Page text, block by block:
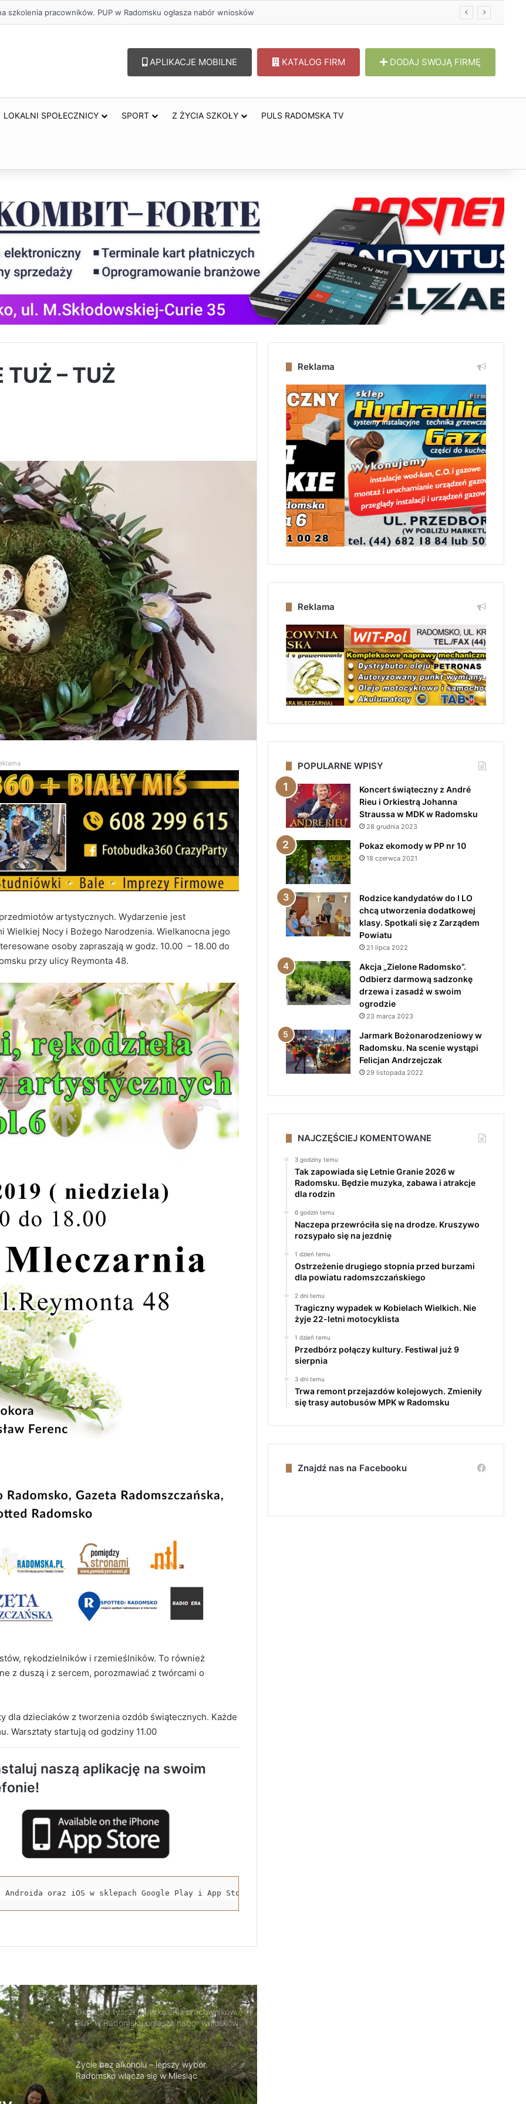
– lepszy wybór. Radomsko włącza się w Miesiąc Trzeźwości
APLIKACJE MOBILNE KATALOG FIRM DODAJ SWOJĄ FIRMĘ
LOKALNI SPOŁECZNICY SPORT Z ŻYCIA SZKOŁY PULS RADOMSKA TV
TUŻ – TUŻ
artystycznych. Wydarzenie jest
Nocy i Bożego Narodzenia. Wielkanocna jego
osoby zapraszają w godz. 10.00 – 18.00 do
przy ulicy Reymonta 48.
rękodzielników i rzemieślników. To również
z duszą i z sercem, porozmawiać z twórcami o
dla dzieciaków z tworzenia ozdób świątecznych. Każde
Warsztaty startują od godziny 11.00
naszą aplikację na swoim
oraz iOS w sklepach Google Play i App Store.
1 sierpnia o godzinie „W” zawyją syreny w
inwestycyjnej w Radomsku
Nowy odcinek ścieżki rowerowej oddany
Życie bez alkoholu – lepszy wybór.
Radomsko włącza się w Miesiąc
Trzeźwości
Trwa remont przejazdów kolejowych.
Zmieniły się trasy autobusów MPK w
Radomsku
Reklama
Reklama
POPULARNE WPISY
Koncert świąteczny z André
Rieu i Orkiestrą Johanna
Straussa w MDK w Radomsku
28 grudnia 2023
Pokaz ekomody w PP nr 10
18 czerwca 2021
Rodzice kandydatów do I LO
chcą utworzenia dodatkowej
klasy. Spotkali się z Zarządem
Powiatu
21 lipca 2022
Akcja „Zielone Radomsko”.
Odbierz darmową sadzonkę
drzewa i zasadź w swoim
ogrodzie
23 marca 2023
Jarmark Bożonarodzeniowy w
Radomsku. Na scenie wystąpi
Felicjan Andrzejczak
29 listopada 2022
NAJCZĘŚCIEJ KOMENTOWANE
3 godziny temu
Tak zapowiada się Letnie Granie 2026 w
Radomsku. Będzie muzyka, zabawa i atrakcje
dla rodzin
6 godzin temu
Naczepa przewróciła się na drodze. Kruszywo
rozsypało się na jezdnię
1 dzień temu
Ostrzeżenie drugiego stopnia przed burzami
dla powiatu radomszczańskiego
2 dni temu
Tragiczny wypadek w Kobielach Wielkich. Nie
żyje 22-letni motocyklista
1 dzień temu
Przedbórz połączy kultury. Festiwal już 9
sierpnia
3 dni temu
Trwa remont przejazdów kolejowych. Zmieniły
się trasy autobusów MPK w Radomsku
Znajdź nas na Facebooku